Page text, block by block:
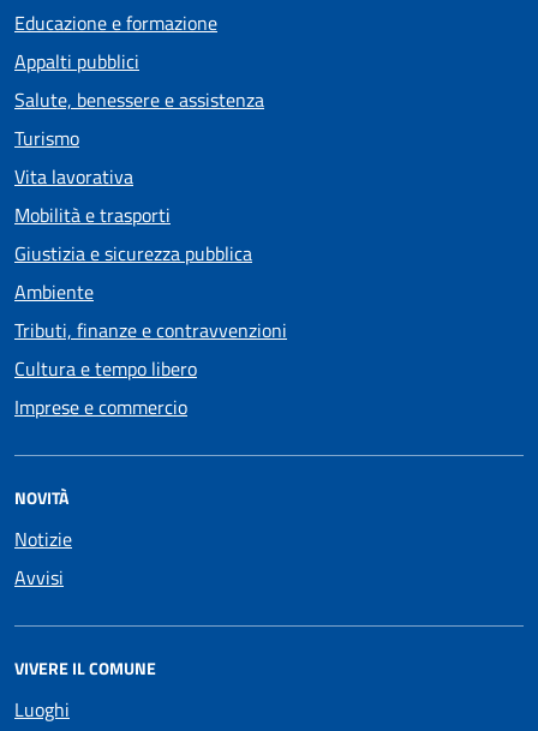
Educazione e formazione
Appalti pubblici
Salute, benessere e assistenza
Turismo
Vita lavorativa
Mobilità e trasporti
Giustizia e sicurezza pubblica
Ambiente
Tributi, finanze e contravvenzioni
Cultura e tempo libero
Imprese e commercio
NOVITÀ
Notizie
Avvisi
VIVERE IL COMUNE
Luoghi